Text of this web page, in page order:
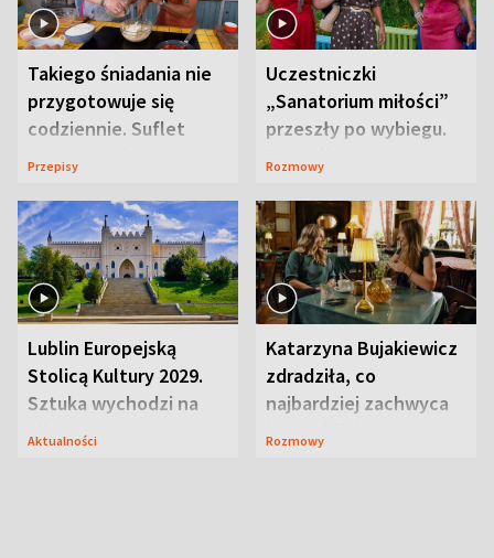
Takiego śniadania nie
przygotowuje się
codziennie. Suflet
serowy zachwyca
Przepisy
Uczestniczki
„Sanatorium miłości”
przeszły po wybiegu.
Te stylizacje
Rozmowy
Lublin Europejską
Stolicą Kultury 2029.
Sztuka wychodzi na
ulice
Aktualności
Katarzyna Bujakiewicz
zdradziła, co
najbardziej zachwyca
ją w Lublinie
Rozmowy